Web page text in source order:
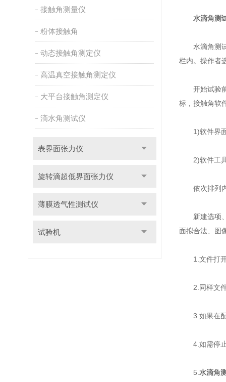
接触角测量仪
粉体接触角
动态接触角测定仪
高温真空接触角测定仪
大平台接触角测定仪
滴水角测试仪
表界面张力仪
旋转滴超低界面张力仪
薄膜透气性测试仪
试验机
水滴角测
水滴角测试
栏内。操作者
开始试验前
标，接触角软
1)软件界
2)软件工具
依次排列
新建选项、
面拟合法、图
1.文件打开
2.同样文件
3.如果在配
4.如需停止
5. 水滴角